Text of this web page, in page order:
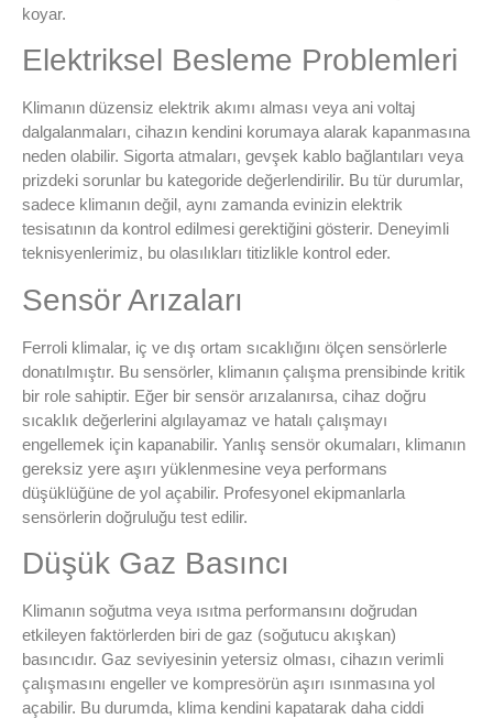
koyar.
Elektriksel Besleme Problemleri
Klimanın düzensiz elektrik akımı alması veya ani voltaj
dalgalanmaları, cihazın kendini korumaya alarak kapanmasına
neden olabilir. Sigorta atmaları, gevşek kablo bağlantıları veya
prizdeki sorunlar bu kategoride değerlendirilir. Bu tür durumlar,
sadece klimanın değil, aynı zamanda evinizin elektrik
tesisatının da kontrol edilmesi gerektiğini gösterir. Deneyimli
teknisyenlerimiz, bu olasılıkları titizlikle kontrol eder.
Sensör Arızaları
Ferroli klimalar, iç ve dış ortam sıcaklığını ölçen sensörlerle
donatılmıştır. Bu sensörler, klimanın çalışma prensibinde kritik
bir role sahiptir. Eğer bir sensör arızalanırsa, cihaz doğru
sıcaklık değerlerini algılayamaz ve hatalı çalışmayı
engellemek için kapanabilir. Yanlış sensör okumaları, klimanın
gereksiz yere aşırı yüklenmesine veya performans
düşüklüğüne de yol açabilir. Profesyonel ekipmanlarla
sensörlerin doğruluğu test edilir.
Düşük Gaz Basıncı
Klimanın soğutma veya ısıtma performansını doğrudan
etkileyen faktörlerden biri de gaz (soğutucu akışkan)
basıncıdır. Gaz seviyesinin yetersiz olması, cihazın verimli
çalışmasını engeller ve kompresörün aşırı ısınmasına yol
açabilir. Bu durumda, klima kendini kapatarak daha ciddi